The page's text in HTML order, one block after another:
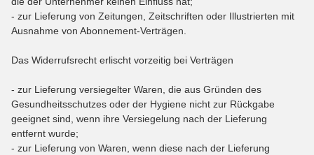
- zur Lieferung von Zeitungen, Zeitschriften oder Illustrierten mit
Ausnahme von Abonnement-Verträgen.
Das Widerrufsrecht erlischt vorzeitig bei Verträgen
- zur Lieferung versiegelter Waren, die aus Gründen des
Gesundheitsschutzes oder der Hygiene nicht zur Rückgabe
geeignet sind, wenn ihre Versiegelung nach der Lieferung
entfernt wurde;
- zur Lieferung von Waren, wenn diese nach der Lieferung